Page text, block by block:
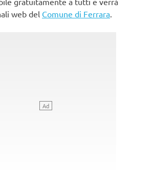
web del Comune di Ferrara